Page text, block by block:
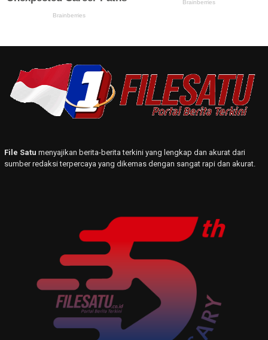
File Satu menyajikan berita-berita terkini yang lengkap dan akurat dari
sumber redaksi terpercaya yang dikemas dengan sangat rapi dan akurat.